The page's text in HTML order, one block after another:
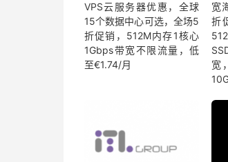
VPS云服务器优惠，全球
15个数据中心可选，全场5
折促销，512M内存1核心
1Gbps带宽不限流量，低
至€1.74/月
宽
折
宽